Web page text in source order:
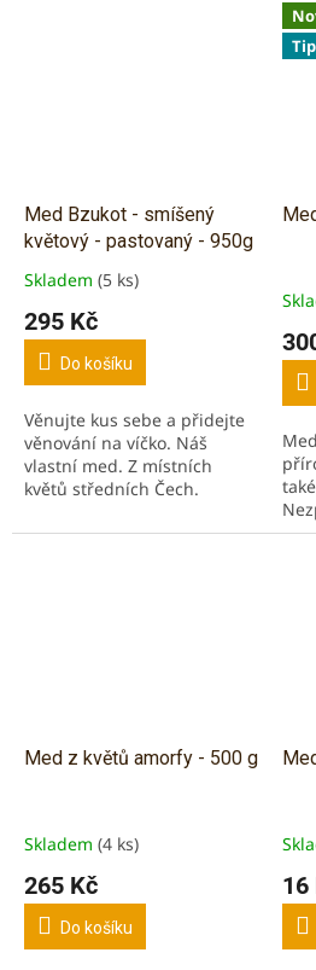
Med Bzukot - smíšený
květový - pastovaný - 950g
Průměrné
produktu
5,0
5
hvězdiček.
Skladem (5 ks)
295 Kč
Do košíku
Věnujte kus sebe a přidejte
věnování na víčko. Náš
vlastní med. Z místních
květů středních Čech.
imunity v pastované formě.
Tip
Med z květů amorfy - 500 g
Skladem (4 ks)
265 Kč
Do košíku
16